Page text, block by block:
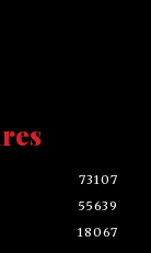
73107
55639
18067